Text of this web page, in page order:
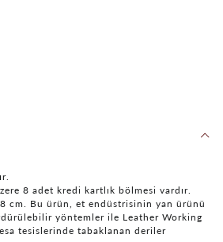
8 adet kredi kartlık bölmesi vardır.
cm. Bu ürün, et endüstrisinin yan ürünü
yöntemler ile Leather Working
tesislerinde tabaklanan deriler